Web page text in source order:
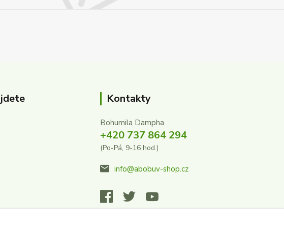
Kontakty
Bohumila Dampha
+420 737 864 294
(Po-Pá, 9-16 hod.)
info@abobuv-shop.cz